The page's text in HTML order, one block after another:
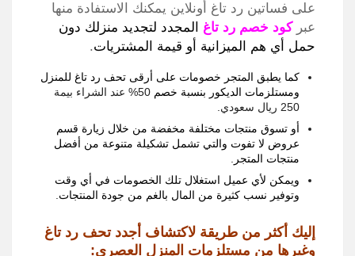
على فساتين رد تاغ أونلاين يمكنك الاستفادة منها
عبر كود خصم رد تاغ المجدد لتجديد منزلك دون
حمل أي هم الميزانية أو قيمة المشتريات.
كما يطبق المتجر خصومات على أرقى تحف رد تاغ للمنزل
ومستلزمات الديكور بنسبة خصم 50%
عند الشراء بيمة
250 ريال سعودي.
أو تسوق منتجات مختلفة مخفضة من خلال زيارة قسم
عروض لا تفوت والتي تشمل تشكيلة متنوعة من أفضل
منتجات المتجر .
ويمكن لأي عميل استغلال تلك الخصومات في أي وقت
وتوفير نسب كثيرة من المال بالغم من جودة المنتجات.
إليك أكثر من طريقة لاكتشاف أجدد تحف رد تاغ
وغيرها من مستلزمات المنزل العصري: